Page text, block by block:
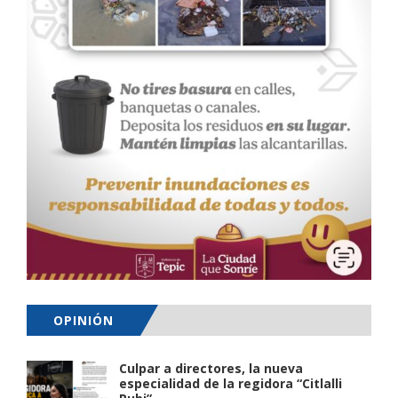
OPINIÓN
Culpar a directores, la nueva
especialidad de la regidora “Citlalli